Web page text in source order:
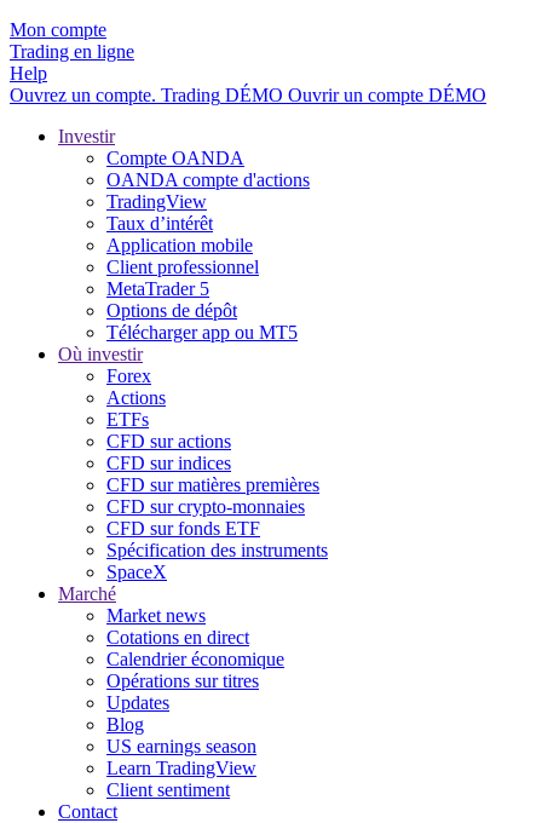
Mon compte
Trading en ligne
Help
Ouvrez un compte. Trading DÉMO Ouvrir un compte DÉMO
Investir
Compte OANDA
OANDA compte d'actions
TradingView
Taux d’intérêt
Application mobile
Client professionnel
MetaTrader 5
Options de dépôt
Télécharger app ou MT5
Où investir
Forex
Actions
ETFs
CFD sur actions
CFD sur indices
CFD sur matières premières
CFD sur crypto-monnaies
CFD sur fonds ETF
Spécification des instruments
SpaceX
Marché
Market news
Cotations en direct
Calendrier économique
Opérations sur titres
Updates
Blog
US earnings season
Learn TradingView
Client sentiment
Contact